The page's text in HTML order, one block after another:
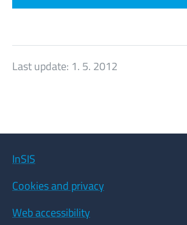
Last update: 1. 5. 2012
InSIS
Cookies and privacy
Web accessibility